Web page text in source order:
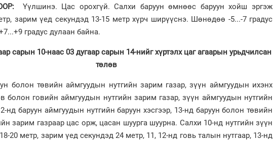
Үүлшинэ. Цас орохгүй. Салхи баруун өмнөөс баруун хойш эргэж
зарим үед секундэд 13-15 метр хүрч ширүүснэ. Шөнөдөө -5...-7 градус
градус дулаан байна.
сарын 10-наас 03 дугаар сарын 14-нийг хүртэлх цаг агаарын урьдчилсан
төлөв
төвийн аймгуудын нутгийн зарим газар, зүүн аймгуудын ихэнх
болон говийн аймгуудын нутгийн зарим газар, зүүн аймгуудын нутгийн
нд баруун аймгуудын нутгийн баруун хэсгээр, 13-нд баруун болон төвийн
зарим газраар цас орж, цасан шуурга шуурна. Салхи 10-нд нутгийн зүүн
20 метр, зарим үед секундэд 24 метр, 11, 12-нд говь талын нутгаар, 13-нд